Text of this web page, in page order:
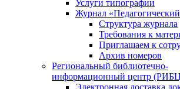
Услуги типографии
Журнал
Структура журнала
Требования к
Приглашаем к
Архив номеров
Региональный библиотечно-
информационный центр
Электронная доставка